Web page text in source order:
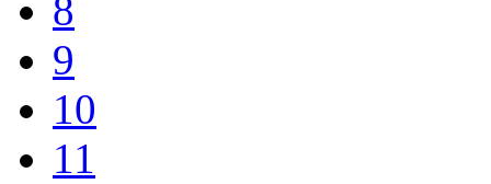
8
9
10
11